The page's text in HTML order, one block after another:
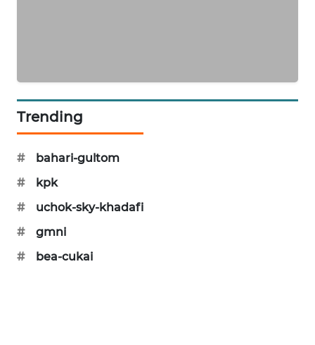
Trending
#
bahari-gultom
#
kpk
#
uchok-sky-khadafi
#
gmni
#
bea-cukai
ALPERKLINAS
TAMBANG
SITUNGIR